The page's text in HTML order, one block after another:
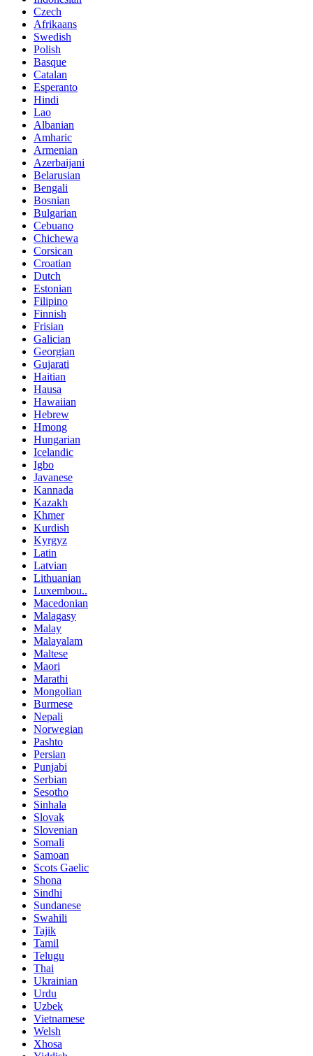
Czech
Afrikaans
Swedish
Polish
Basque
Catalan
Esperanto
Hindi
Lao
Albanian
Amharic
Armenian
Azerbaijani
Belarusian
Bengali
Bosnian
Bulgarian
Cebuano
Chichewa
Corsican
Croatian
Dutch
Estonian
Filipino
Finnish
Frisian
Galician
Georgian
Gujarati
Haitian
Hausa
Hawaiian
Hebrew
Hmong
Hungarian
Icelandic
Igbo
Javanese
Kannada
Kazakh
Khmer
Kurdish
Kyrgyz
Latin
Latvian
Lithuanian
Luxembou..
Macedonian
Malagasy
Malay
Malayalam
Maltese
Maori
Marathi
Mongolian
Burmese
Nepali
Norwegian
Pashto
Persian
Punjabi
Serbian
Sesotho
Sinhala
Slovak
Slovenian
Somali
Samoan
Scots Gaelic
Shona
Sindhi
Sundanese
Swahili
Tajik
Tamil
Telugu
Thai
Ukrainian
Urdu
Uzbek
Vietnamese
Welsh
Xhosa